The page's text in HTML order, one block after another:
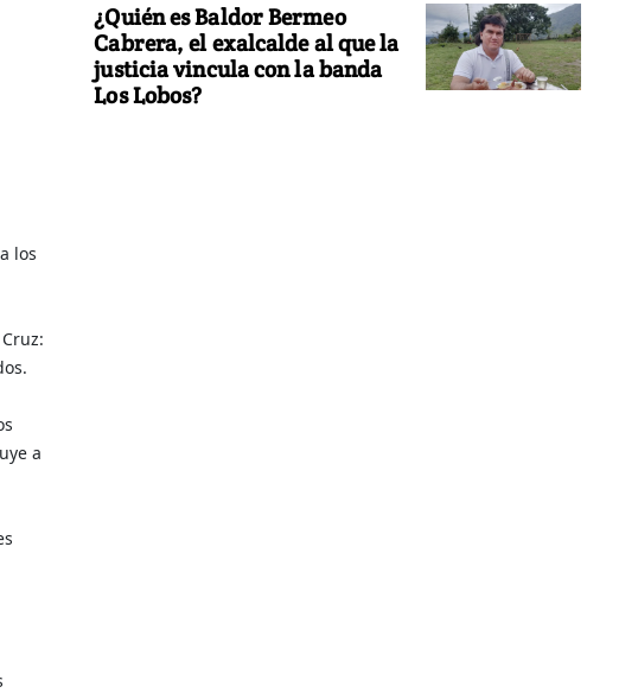
los
a
¿Quién es Baldor Bermeo
Cabrera, el exalcalde al que la
justicia vincula con la banda
Los Lobos?